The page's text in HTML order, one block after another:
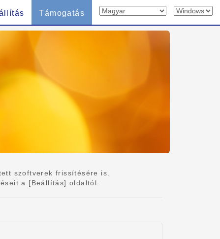
Támogatás
szoftverek frissítésére is.
a [Beállítás] oldaltól.